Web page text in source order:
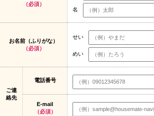
（必須）
名
お名前（ふりがな）
（必須）
せい
めい
ご連
絡先
電話番号
E-mail
（必須）